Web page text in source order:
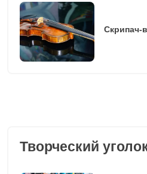
Скрипач-
Творческий